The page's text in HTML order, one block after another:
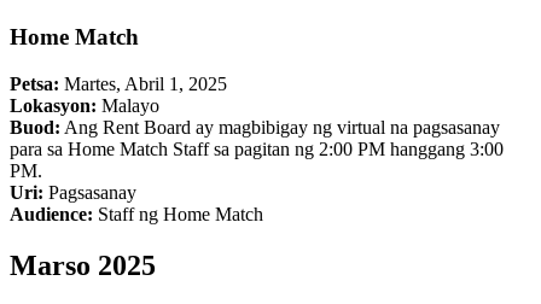
Home Match
Petsa: Martes, Abril 1, 2025
Lokasyon: Malayo
Buod: Ang Rent Board ay magbibigay ng virtual na pagsasanay
para sa Home Match Staff sa pagitan ng 2:00 PM hanggang 3:00
PM.
Uri: Pagsasanay
Audience: Staff ng Home Match
Marso 2025